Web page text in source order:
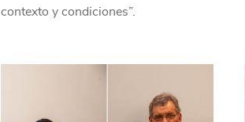
contexto y condiciones”.